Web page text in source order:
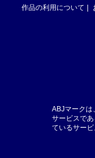
作品の利用について
ABJマークは
サービスで
ているサービ